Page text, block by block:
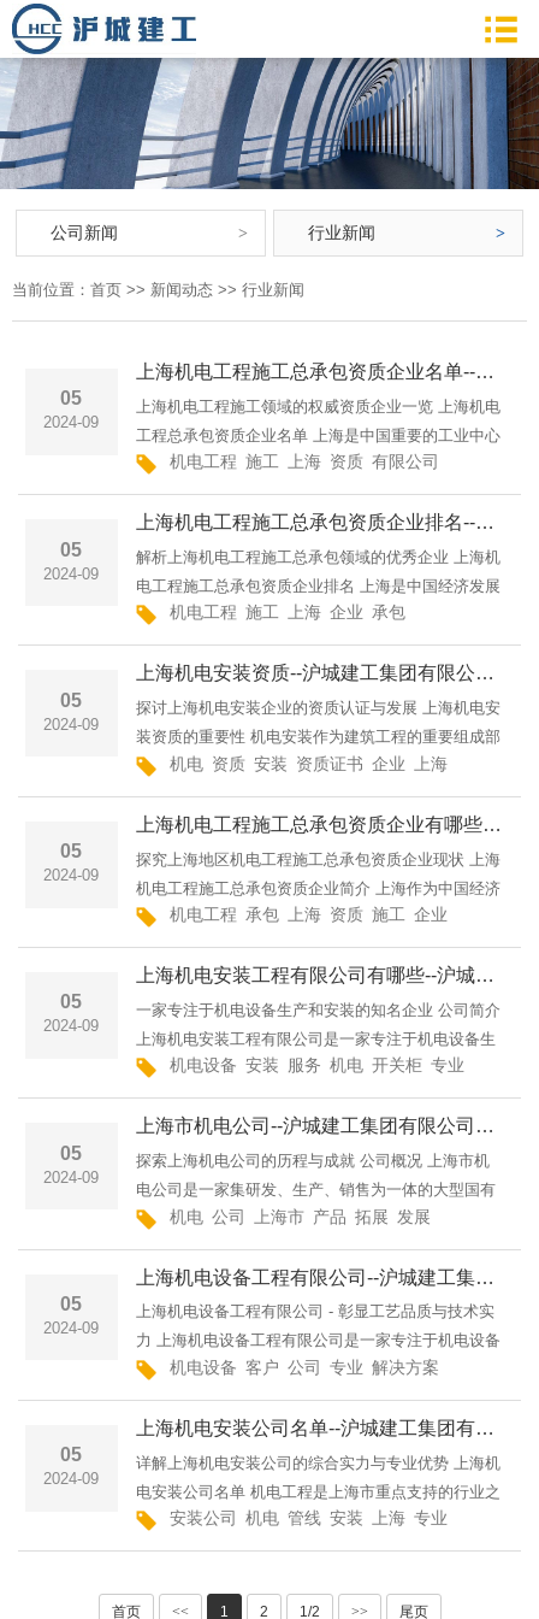
公司新闻 行业新闻
当前位置： 首页 >> 新闻动态 >> 行业新闻
05
2024-09
上海机电工程施工总承包资质企业名单--沪城建工集团有限公司上海市机电工程总承包企业名录上海机电工程施工总承包资质企业
上海机电工程施工领域的权威资质企业一览 上海机电
工程总承包资质企业名单 上海是中国重要的工业中心
之一,机电工程项目众多。为了确保机电工程施工的质
量和安全,上海市政府对从事机电工程总承包业务的企
业实
机电工程 施工 上海 资质 有限公司
05
2024-09
上海机电工程施工总承包资质企业排名--沪城建工集团有限公司上海机电工程施工总承包企业排行榜上海机电工程施工总承包资质企业
解析上海机电工程施工总承包领域的优秀企业 上海机
电工程施工总承包资质企业排名 上海是中国经济发展
最快的城市之一,对于机电工程施工市场而言尤为活
跃。众多施工企业在此争夺市场份额,竭尽所能提供高
质量的
机电工程 施工 上海 企业 承包
05
2024-09
上海机电安装资质--沪城建工集团有限公司上海机电工程资质认证上海机电工程施工总承包资质企业
探讨上海机电安装企业的资质认证与发展 上海机电安
装资质的重要性 机电安装作为建筑工程的重要组成部
分,其安装质量直接影响到整个工程的施工质量和使用
寿命。因此,拥有合法的机电安装资质是上海机电企业
发展的
机电 资质 安装 资质证书 企业 上海
05
2024-09
上海机电工程施工总承包资质企业有哪些--沪城建工集团有限公司上海机电工程施工总承包企业一览上海机电工程施工总承包资质企业
探究上海地区机电工程施工总承包资质企业现状 上海
机电工程施工总承包资质企业简介 上海作为中国经济
发展的重要中心之一,机电工程施工总承包业务发展亦
十分活跃。拥有机电工程施工总承包资质的企业不仅
数量众多
机电工程 承包 上海 资质 施工 企业
05
2024-09
上海机电安装工程有限公司有哪些--沪城建工集团有限公司上海机电设备制造有限公司的业务范围上海机电工程施工总承包资质企业
一家专注于机电设备生产和安装的知名企业 公司简介
上海机电安装工程有限公司是一家专注于机电设备生
产、安装和维护的知名企业。公司成立于2000年,总部
位于上海市闵行区,已在全国范围内建立了多家分公司
和
机电设备 安装 服务 机电 开关柜 专业
05
2024-09
上海市机电公司--沪城建工集团有限公司上海机械制造行业的领跑者上海机电工程施工总承包资质企业
探索上海机电公司的历程与成就 公司概况 上海市机
电公司是一家集研发、生产、销售为一体的大型国有
企业集团。公司成立于1958年,经过60余年的发展,已
经成为上海乃至全国机电行业中的领军企业。公司主
要从
机电 公司 上海市 产品 拓展 发展
05
2024-09
上海机电设备工程有限公司--沪城建工集团有限公司上海机电设备制造专家上海机电工程施工总承包资质企业
上海机电设备工程有限公司 - 彰显工艺品质与技术实
力 上海机电设备工程有限公司是一家专注于机电设备
设计、制造和销售的领先企业。公司拥有先进的生产
设备和丰富的行业经验,致力于为客户提供优质、高效
的机电
机电设备 客户 公司 专业 解决方案
05
2024-09
上海机电安装公司名单--沪城建工集团有限公司上海机电工程行业领先企业一览上海机电工程施工总承包资质企业
详解上海机电安装公司的综合实力与专业优势 上海机
电安装公司名单 机电工程是上海市重点支持的行业之
一，因此上海拥有众多实力雄厚的机电安装公司。以
下是部分知名上海机电安装公司的简要介绍: 上海安
安装公司 机电 管线 安装 上海 专业
首页 << 1 2 1/2 >> 尾页